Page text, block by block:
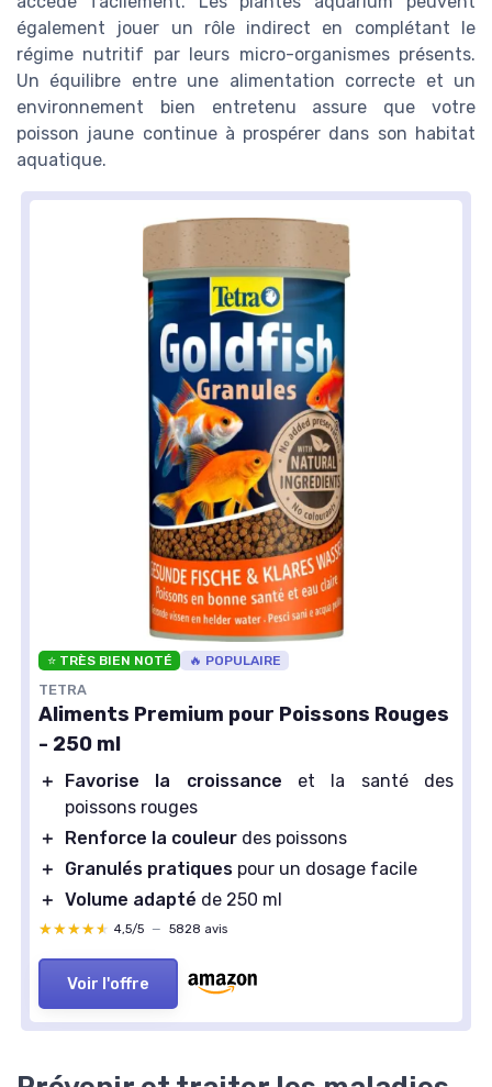
également jouer un rôle indirect en complétant le
régime nutritif par leurs micro-organismes présents.
Un équilibre entre une alimentation correcte et un
environnement bien entretenu assure que votre
poisson jaune continue à prospérer dans son habitat
aquatique.
⭐ TRÈS BIEN NOTÉ 🔥 POPULAIRE
TETRA
Aliments Premium pour Poissons Rouges
- 250 ml
＋ Favorise la croissance et la santé des
poissons rouges
＋
Renforce la couleur des poissons
＋
Granulés pratiques pour un dosage facile
＋ Volume adapté de 250 ml
★★★★★
★★★★★ 4,5/5 — 5828 avis
Voir l'offre